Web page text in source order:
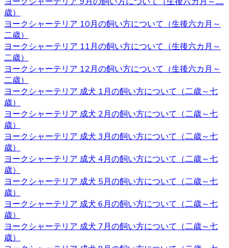
できます。子犬を飼うのであれば、お迎えはブリーダーか
らするのが一番です。ベベドールはヨークシャーテリア専
門ブリーダーをしております。ヨークシャーテリアをお迎
えの際にはベベドールにお任せください。
2020.10.16
子犬を購入するにあたって重要なポイントとなるのが、健
康状態やワクチンの接種状況のことです。ベベドールで
は、紹介ページに記載があります通り、ワクチンの接種
や、それと合わせて健康診断も行っておりますので、お客
様の元に元気で健康な猫ちゃんをお届けすることが可能で
す。 ヨークシャーテリア購入をご検討の際は、私どもベベ
ドール にお任せ下さい。
2020.10.9
ベベドールは近鉄河内松原駅の近くに見学スペースがござ
います。お越しの際には駅まで送迎させていただきます。
見学スペースではかわいい子犬たちが皆様をお待ちしてい
ます。突然訪問していただいて見学していただくことはで
きないので、お越しの際にはあらかじめご予約をとってい
歳）
ヨークシャーテリア 10月の飼い方について（生後六カ月～
二歳）
ヨークシャーテリア 11月の飼い方について（生後六カ月～
二歳）
ヨークシャーテリア 12月の飼い方について（生後六カ月～
二歳）
ヨークシャーテリア 成犬 1月の飼い方について（二歳～七
歳）
ヨークシャーテリア 成犬 2月の飼い方について（二歳～七
歳）
ヨークシャーテリア 成犬 3月の飼い方について（二歳～七
歳）
ヨークシャーテリア 成犬 4月の飼い方について（二歳～七
歳）
ヨークシャーテリア 成犬 5月の飼い方について（二歳～七
歳）
ヨークシャーテリア 成犬 6月の飼い方について（二歳～七
歳）
ヨークシャーテリア 成犬 7月の飼い方について（二歳～七
歳）